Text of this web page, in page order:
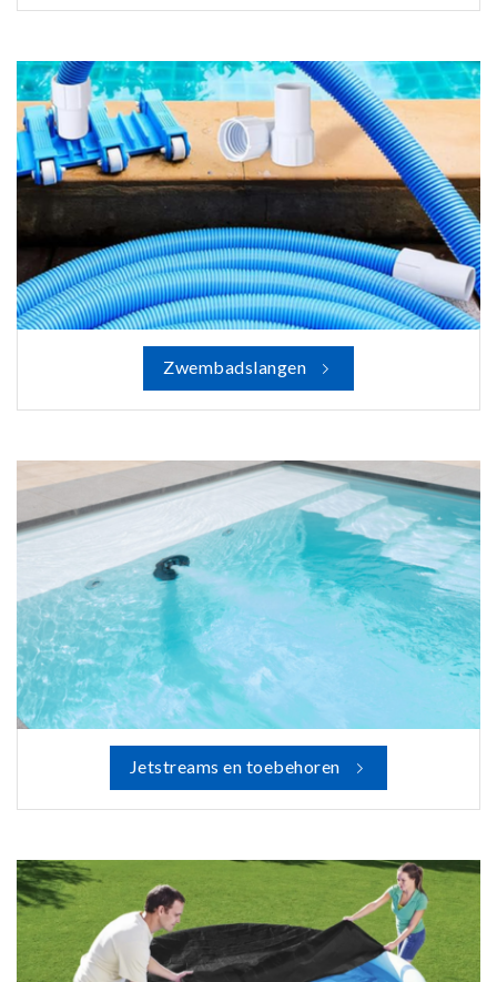
Zwembadslangen
Jetstreams en toebehoren